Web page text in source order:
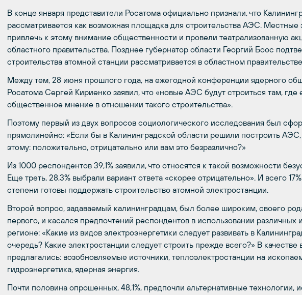
В конце января представители Росатома официально признали, что
рассматривается как возможная площадка для строительства АЭС. Местные
привлечь к этому внимание общественности и провели театрализованную
областного правительства. Позднее губернатор области Георгий Боос
строительства атомной станции рассматривается в областном
Между тем, 28 июня прошлого года, на ежегодной конференции ядерного
Росатома Сергей Кириенко заявил, что «новые АЭС будут строиться там, где
общественное мнение в отношении такого строительства».
Поэтому первый из двух вопросов социологического исследования был
прямолинейно: «Если бы в Калининградской области решили построить
этому: положительно, отрицательно или вам это безразлично?»
Из 1000 респондентов 39,1% заявили, что относятся к такой возможности
Еще треть, 28,3% выбрали вариант ответа «скорее отрицательно». И всего
степени готовы поддержать строительство атомной электростанции.
Второй вопрос, задаваемый калининградцам, был более широким, своего
первого, и касался предпочтений респондентов в использовании различных
регионе: «Какие из видов электроэнергетики следует развивать в
очередь? Какие электростанции следует строить прежде всего?» В качестве
предлагались: возобновляемые источники, теплоэлектростанции на
гидроэнергетика, ядерная энергия.
Почти половина опрошенных, 48,1%, предпочли альтернативные технологии,